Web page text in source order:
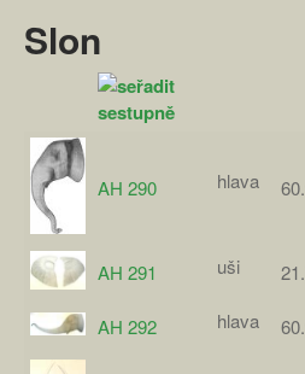
Slon
AH 290 hlava
AH 291 uši
AH 292 hlava